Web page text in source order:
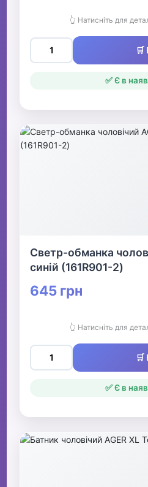
👆 Натисніть для
🛒
✅ Є в
Светр-обманка
синій (161R901-2)
645 грн
👆 Натисніть для
🛒
✅ Є в